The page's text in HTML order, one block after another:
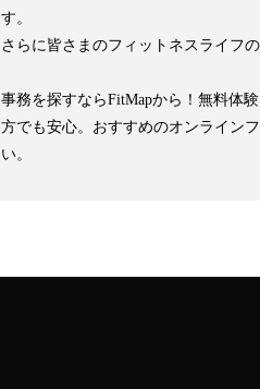
す。
さらに皆さまのフィットネスライフ
事務を探すならFitMapから！無料体
方でも安心。おすすめのオンライン
い。